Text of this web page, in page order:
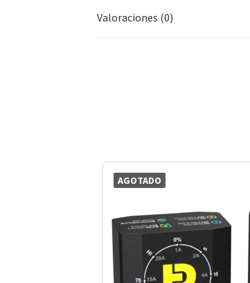
Valoraciones (0)
AGOTADO